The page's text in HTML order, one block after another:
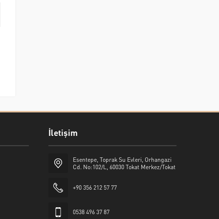
İletişim
Esentepe, Toprak Su Evleri, Orhangazi
Cd. No:102/L, 60030 Tokat Merkez/Tokat
+90 356 212 57 77
0538 496 37 87